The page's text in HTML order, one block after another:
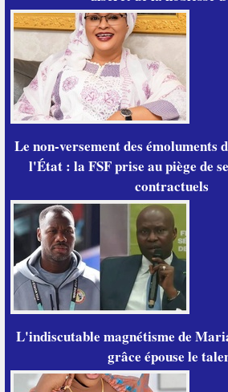
Le non-versement des émoluments
l'État : la FSF prise au piège de
contractuels
L'indiscutable magnétisme de
grâce épouse le